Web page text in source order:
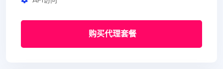
购买代理套餐